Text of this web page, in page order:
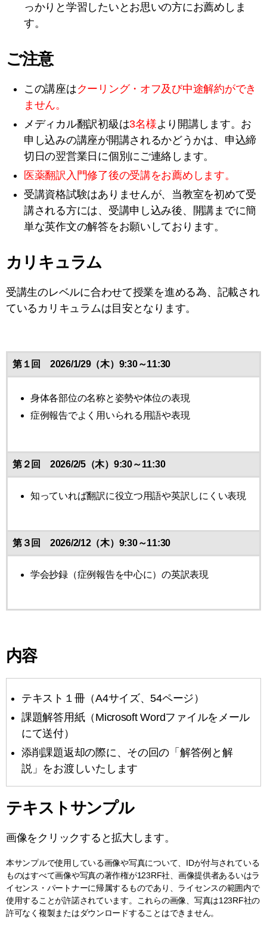
っかりと学習したいとお思いの方にお薦めしま
す。
ご注意
この講座はクーリング・オフ及び中途解約ができ
ません。
メディカル翻訳初級は3名様より開講します。お
申し込みの講座が開講されるかどうかは、申込締
切日の翌営業日に個別にご連絡します。
医薬翻訳入門修了後の受講をお薦めします。
受講資格試験はありませんが、当教室を初めて受
講される方には、受講申し込み後、開講までに簡
単な英作文の解答をお願いしております。
カリキュラム
受講生のレベルに合わせて授業を進める為、記載され
ているカリキュラムは目安となります。
第１回 2026/1/29（木）9:30～11:30
身体各部位の名称と姿勢や体位の表現
症例報告でよく用いられる用語や表現
第２回 2026/2/5（木）9:30～11:30
知っていれば翻訳に役立つ用語や英訳しにくい表現
第３回 2026/2/12（木）9:30～11:30
学会抄録（症例報告を中心に）の英訳表現
内容
テキスト１冊（A4サイズ、54ページ）
課題解答用紙（Microsoft Wordファイルをメール
にて送付）
添削課題返却の際に、その回の「解答例と解
説」をお渡しいたします
テキストサンプル
画像をクリックすると拡大します。
本サンプルで使用している画像や写真について、IDが付与されている
ものはすべて画像や写真の著作権が123RF社、画像提供者あるいはラ
イセンス・パートナーに帰属するものであり、ライセンスの範囲内で
使用することが許諾されています。これらの画像、写真は123RF社の
許可なく複製またはダウンロードすることはできません。